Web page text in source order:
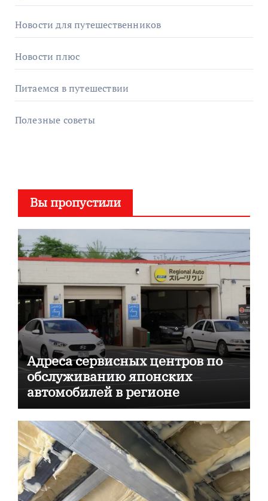
Новости для путешественников
Новости плюс
Питаемся в путешествии
Полезные советы
Вы пропустили
Адреса сервисных центров по
обслуживанию японских
автомобилей в регионе